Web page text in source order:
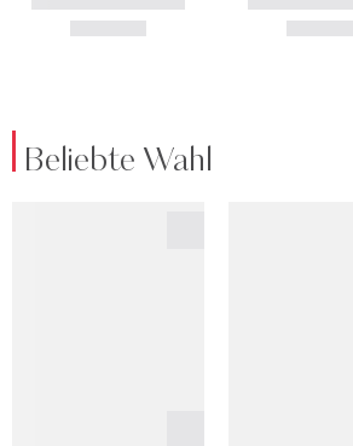
Beliebte Wahl